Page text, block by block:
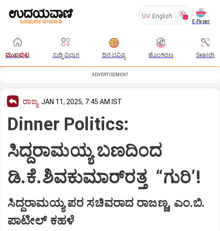
UV English
E-Paper
ಮುಖಪುಟ ಸುದ್ದಿ ವಿಭಾಗ ದಿನ ಭವಿಷ್ಯ ಹೊಂಗಿರಣ Search
ADVERTISEMENT
ರಾಜ್ಯ JAN 11, 2025, 7:45 AM IST
Dinner Politics:
ಸಿದ್ದರಾಮಯ್ಯ ಬಣದಿಂದ
ಡಿ.ಕೆ.ಶಿವಕುಮಾರ್‌ರತ್ತ “ಗುರಿ’!
ಸಿದ್ದರಾಮಯ್ಯ ಪರ ಸಚಿವರಾದ ರಾಜಣ್ಣ, ಎಂ.ಬಿ.
ಪಾಟೀಲ್‌ ಕಹಳೆ